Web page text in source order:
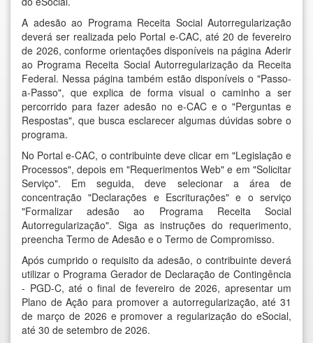
A adesão ao Programa Receita Social Autorregularização
deverá ser realizada pelo Portal e-CAC, até 20 de fevereiro
de 2026, conforme orientações disponíveis na página Aderir
ao Programa Receita Social Autorregularização da Receita
Federal. Nessa página também estão disponíveis o "Passo-
a-Passo", que explica de forma visual o caminho a ser
percorrido para fazer adesão no e-CAC e o "Perguntas e
Respostas", que busca esclarecer algumas dúvidas sobre o
programa.
No Portal e-CAC, o contribuinte deve clicar em "Legislação e
Processos", depois em "Requerimentos Web" e em "Solicitar
Serviço". Em seguida, deve selecionar a área de
concentração "Declarações e Escriturações" e o serviço
"Formalizar adesão ao Programa Receita Social
Autorregularização". Siga as instruções do requerimento,
preencha Termo de Adesão e o Termo de Compromisso.
Após cumprido o requisito da adesão, o contribuinte deverá
utilizar o Programa Gerador de Declaração de Contingência
- PGD-C, até o final de fevereiro de 2026, apresentar um
Plano de Ação para promover a autorregularização, até 31
de março de 2026 e promover a regularização do eSocial,
até 30 de setembro de 2026.